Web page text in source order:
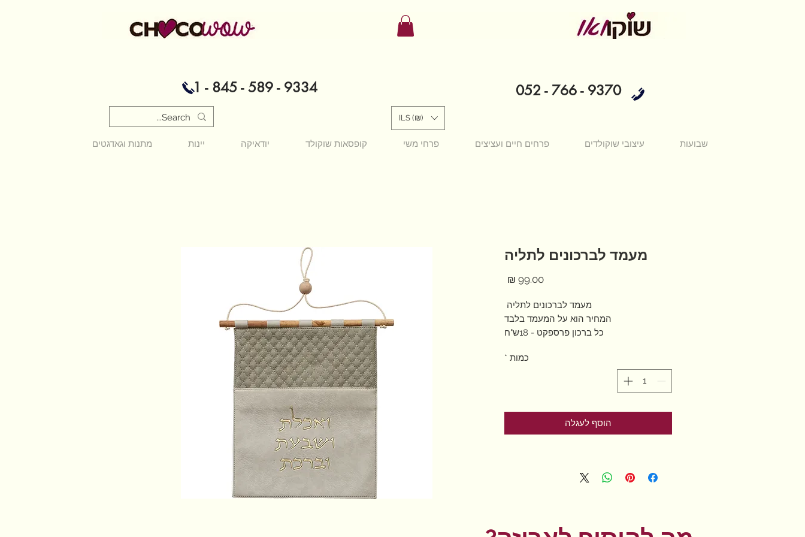
1 - 845 - 589 - 9334 052 - 766 - 9370
ILS (₪)
מתנות וגאדגטים יינות יודאיקה קופסאות שוקולד פרחי משי פרחים חיים ועציצים עיצובי שוקולדים שבועות
מעמד לברכונים לתליה
מעמד לברכונים לתליה
המחיר הוא על המעמד בלבד
כל ברכון פרספקט - 18ש"ח
כמות *
הוסף לעגלה